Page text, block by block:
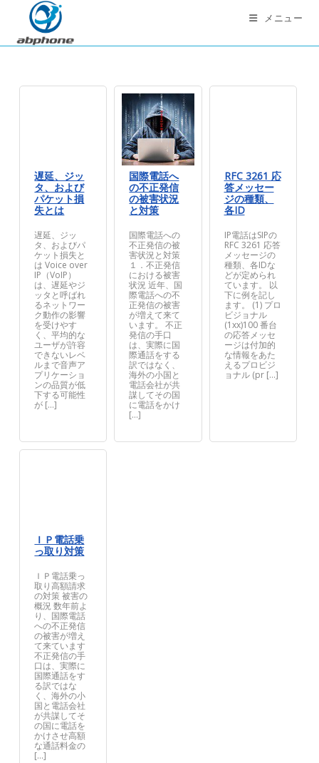
テ
メニュー
遅延、ジッ
タ、および
パケット損
失とは
遅延、ジッ
タ、およびパ
ケット損失と
は Voice over
IP（VoIP）
は、遅延やジ
ッタと呼ばれ
るネットワー
ク動作の影響
を受けやす
く、平均的な
ユーザが許容
できないレベ
ルまで音声ア
プリケーショ
ンの品質が低
下する可能性
が […]
国際電話へ
の不正発信
の被害状況
と対策
国際電話への
不正発信の被
害状況と対策
１．不正発信
における被害
状況 近年、国
際電話への不
正発信の被害
が増えて来て
います。 不正
発信の手口
は、実際に国
際通話をする
訳ではなく、
海外の小国と
電話会社が共
謀してその国
に電話をかけ
[…]
RFC 3261 応
答メッセー
ジの種類、
各ID
IP電話はSIPの
RFC 3261 応答
メッセージの
種類、各IDな
どが定められ
ています。 以
下に例を記し
ます。 (1) プロ
ビジョナル
(1xx)100 番台
の応答メッセ
ージは付加的
な情報をあた
えるプロビジ
ョナル (pr […]
ＩＰ電話乗
っ取り対策
ＩＰ電話乗っ
取り高額請求
の対策 被害の
概況 数年前よ
り、国際電話
への不正発信
の被害が増え
て来ています
不正発信の手
口は、実際に
国際通話をす
る訳ではな
く、海外の小
国と電話会社
が共謀してそ
の国に電話を
かけさせ高額
な通話料金の
[…]